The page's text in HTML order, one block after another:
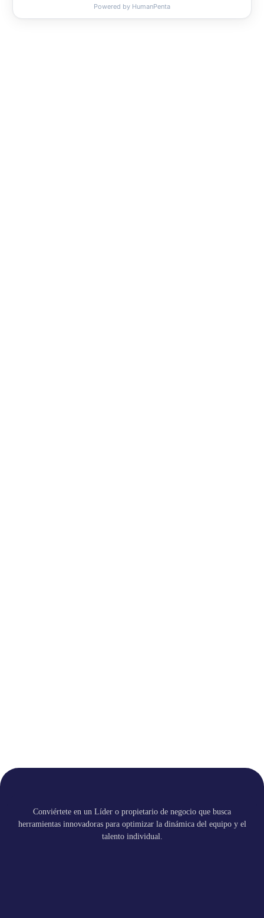
Conviértete en un Líder o propietario de negocio que busca
herramientas innovadoras para optimizar la dinámica del equipo y el
talento individual.